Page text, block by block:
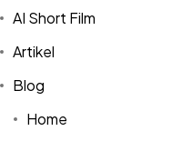
AI Short Film
Artikel
Blog
Home